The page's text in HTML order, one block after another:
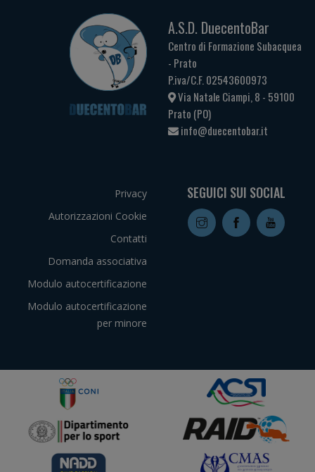
A.S.D. DuecentoBar
Centro di Formazione Subacquea
- Prato
P.iva/C.F. 02543600973
Via Natale Ciampi, 8 - 59100
Prato (PO)
info@duecentobar.it
Privacy
Autorizzazioni Cookie
Contatti
Domanda associativa
Modulo autocertificazione
Modulo autocertificazione
per minore
SEGUICI SUI SOCIAL